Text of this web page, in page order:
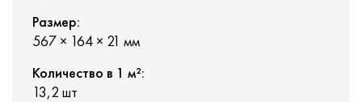
Размер:
567 × 164 × 21 мм
Количество в 1 м²:
13,2 шт